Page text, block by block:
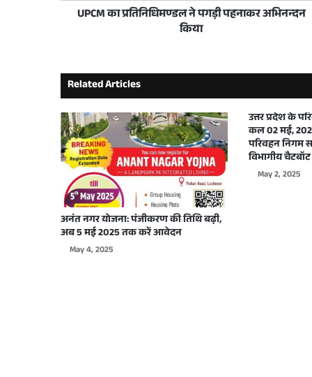
September 29, 2025
September 26, 2025
September 22, 2025
UPCM का प्रतिनिधिमण्डल ने पगड़ी पहनाकर अभिनन्दन
किया
Related Articles
अनंत नगर योजना: पंजीकरण की तिथि बढ़ी,
अब 5 मई 2025 तक करें आवेदन
May 4, 2025
उत्तर प्रदेश के
कल 02 मई,
परिवहन निगम
विभागीय
May 2, 2025